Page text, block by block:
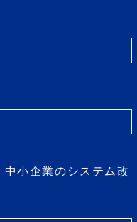
小企業のシステム改